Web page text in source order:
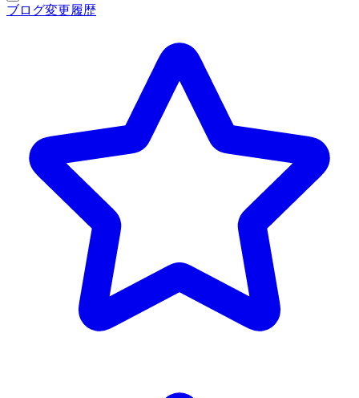
ブログ変更履歴